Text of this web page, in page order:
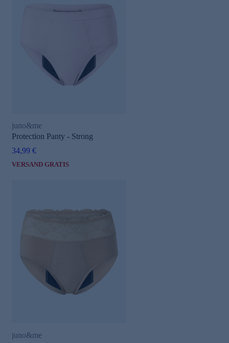
juno&me
Protection Panty - Strong
34,99 €
VERSAND GRATIS
juno&me